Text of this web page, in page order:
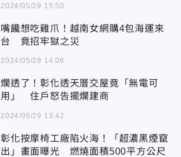
2024/05/29 15:50
嘴饞想吃雞爪！越南女網購4包海運來
台 竟招牢獄之災
2024/05/29 14:06
爛透了！彰化透天厝交屋竟「無電可
用」 住戶怒告擺爛建商
2024/05/29 13:42
彰化按摩椅工廠陷火海！「超濃黑煙竄
出」畫面曝光 燃燒面積500平方公尺